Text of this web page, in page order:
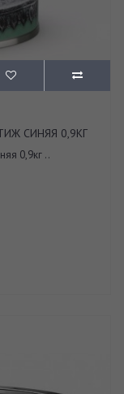
СИНЯЯ 0,9КГ
0,9кг ..